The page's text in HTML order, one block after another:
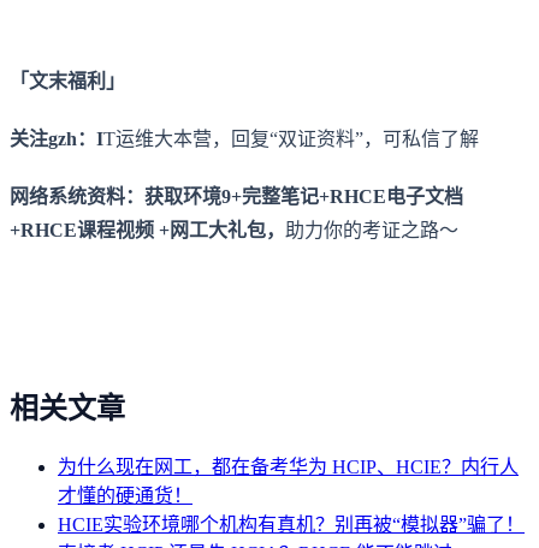
「文末福利」
关注gzh：IT运维大本营，回复“双证资料”，可私信了解
网络系统资料：获取环境9+完整笔记+RHCE电子文档
+RHCE课程视频 +网工大礼包， 助力你的考证之路～
相关文章
为什么现在网工，都在备考华为 HCIP、HCIE？内行人
才懂的硬通货！
HCIE实验环境哪个机构有真机？别再被“模拟器”骗了！